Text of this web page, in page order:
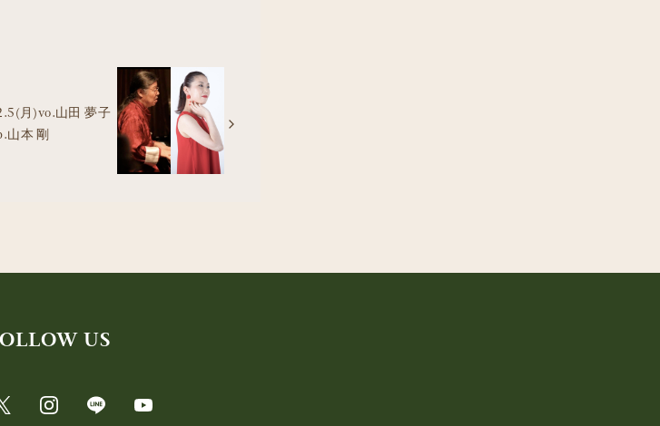
月)vo.山田 夢子
山本 剛
US